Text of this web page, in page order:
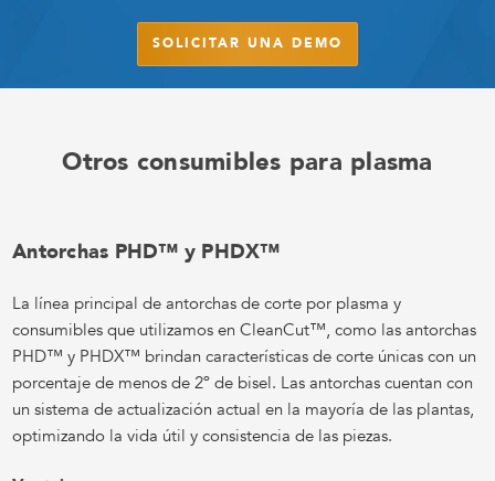
SOLICITAR UNA DEMO
Otros consumibles para plasma
Antorchas PHD™ y PHDX™
La línea principal de antorchas de corte por plasma y
consumibles que utilizamos en CleanCut™, como las antorchas
PHD™ y PHDX™ brindan características de corte únicas con un
porcentaje de menos de 2º de bisel. Las antorchas cuentan con
un sistema de actualización actual en la mayoría de las plantas,
optimizando la vida útil y consistencia de las piezas.